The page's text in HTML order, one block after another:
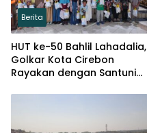
Berita
HUT ke-50 Bahlil Lahadalia,
Golkar Kota Cirebon
Rayakan dengan Santuni